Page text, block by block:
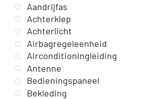
Aandrijfas
Achterklep
Achterlicht
Airbagregeleenheid
Airconditioningleiding
Antenne
Bedieningspaneel
Bekleding